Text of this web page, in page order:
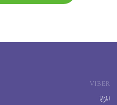
VIBER
المزايا